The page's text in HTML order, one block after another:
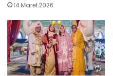
14 Maret 2026